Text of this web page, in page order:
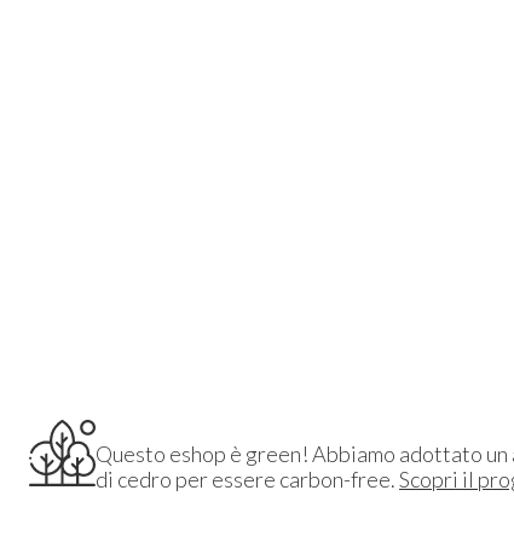
Questo eshop è green! Abbiamo adottato un
di cedro per essere carbon-free.Scopri il